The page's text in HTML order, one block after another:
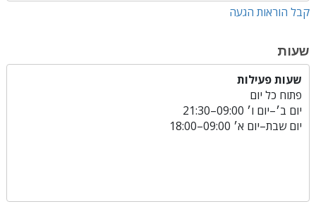
קבל הוראות הגעה
שעות
שעות פעילות
פתוח כל יום
יום ב׳–יום ו׳ 09:00–21:30
יום שבת–יום א׳ 09:00–18:00